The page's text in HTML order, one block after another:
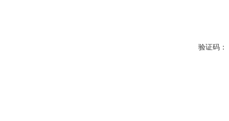
验证码：